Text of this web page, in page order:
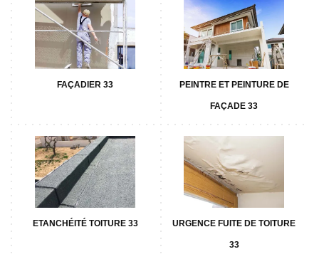
FAÇADIER 33 PEINTRE ET PEINTURE DE
FAÇADE 33
ETANCHÉITÉ TOITURE 33 URGENCE FUITE DE TOITURE
33